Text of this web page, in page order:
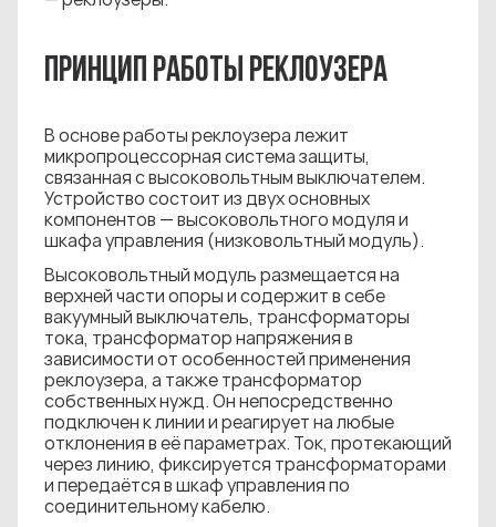
ПРИНЦИП РАБОТЫ РЕКЛОУЗЕРА
В основе работы реклоузера лежит
микропроцессорная система защиты,
связанная с высоковольтным выключателем.
Устройство состоит из двух основных
компонентов — высоковольтного модуля и
шкафа управления (низковольтный модуль).
Высоковольтный модуль размещается на
верхней части опоры и содержит в себе
вакуумный выключатель, трансформаторы
тока, трансформатор напряжения в
зависимости от особенностей применения
реклоузера, а также трансформатор
собственных нужд. Он непосредственно
подключен к линии и реагирует на любые
отклонения в её параметрах. Ток, протекающий
через линию, фиксируется трансформаторами
и передаётся в шкаф управления по
соединительному кабелю.